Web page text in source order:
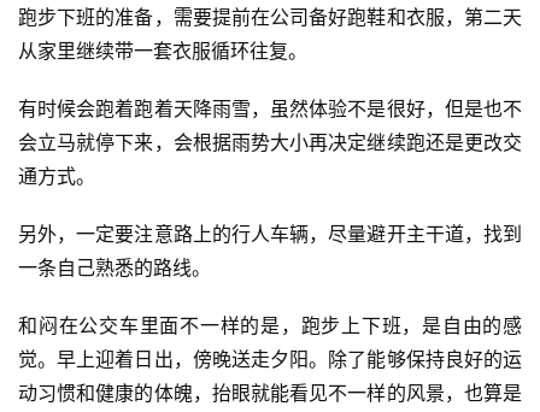
跑步下班的准备，需要提前在公司备好跑鞋和衣服，第二天
从家里继续带一套衣服循环往复。
有时候会跑着跑着天降雨雪，虽然体验不是很好，但是也不
会立马就停下来，会根据雨势大小再决定继续跑还是更改交
通方式。
另外，一定要注意路上的行人车辆，尽量避开主干道，找到
一条自己熟悉的路线。
和闷在公交车里面不一样的是，跑步上下班，是自由的感
觉。早上迎着日出，傍晚送走夕阳。除了能够保持良好的运
动习惯和健康的体魄，抬眼就能看见不一样的风景，也算是